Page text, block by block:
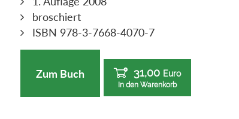
broschiert
ISBN 978-3-7668-4070-7
Zum Buch 31,00 Euro
In den Warenkorb